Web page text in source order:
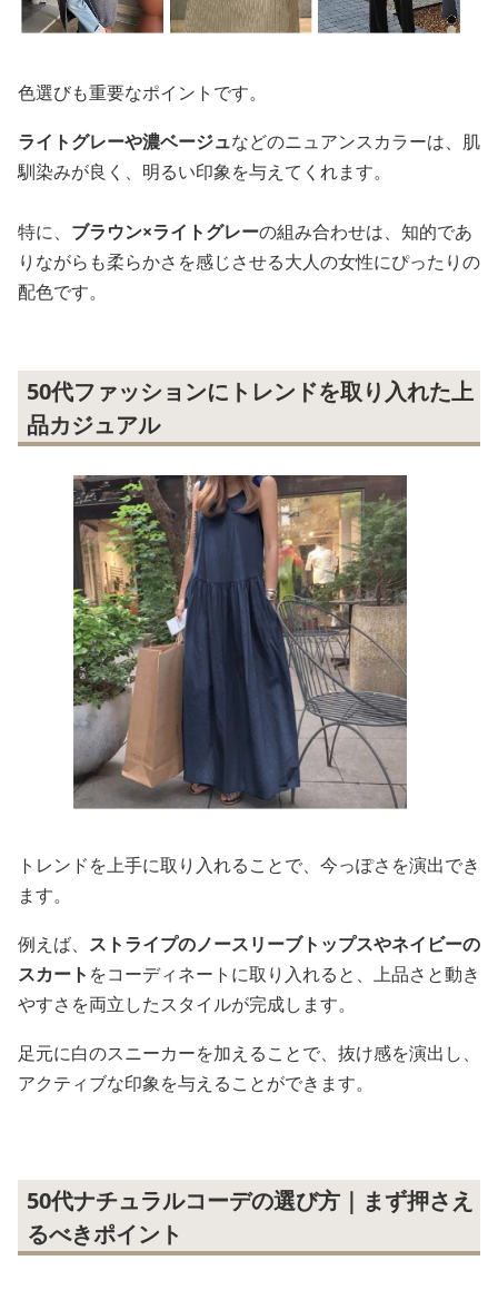
色選びも重要なポイントです。
ライトグレーや濃ベージュなどのニュアンスカラーは、肌
馴染みが良く、明るい印象を与えてくれます。
特に、 ブラウン×ライトグレーの組み合わせは、知的であ
りながらも柔らかさを感じさせる大人の女性にぴったりの
配色です。
50代ファッションにトレンドを取り入れた上
品カジュアル
トレンドを上手に取り入れることで、今っぽさを演出でき
ます。
例えば、 ストライプのノースリーブトップスやネイビーの
スカート をコーディネートに取り入れると、上品さと動き
やすさを両立したスタイルが完成します。
足元に白のスニーカーを加えることで、抜け感を演出し、
アクティブな印象を与えることができます。
50代ナチュラルコーデの選び方｜まず押さえ
るべきポイント